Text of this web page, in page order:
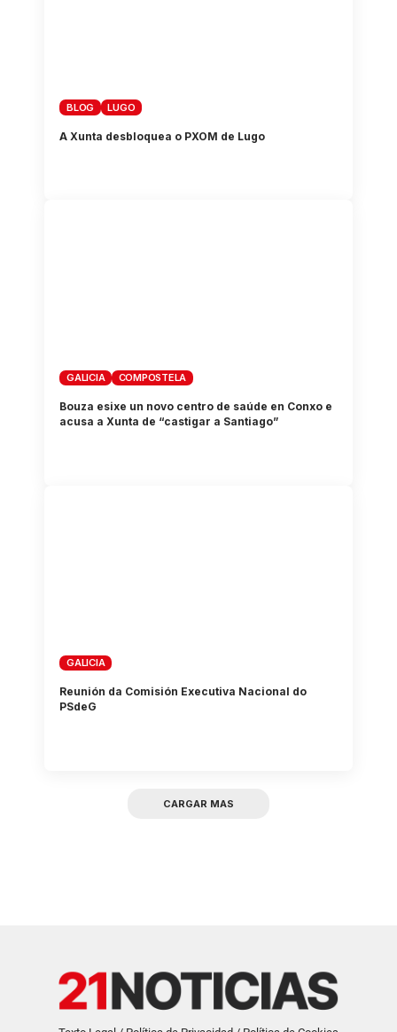
BLOG LUGO
A Xunta desbloquea o PXOM de Lugo
GALICIA COMPOSTELA
Bouza esixe un novo centro de saúde en Conxo e
acusa a Xunta de “castigar a Santiago”
GALICIA
Reunión da Comisión Executiva Nacional do
PSdeG
CARGAR MAS